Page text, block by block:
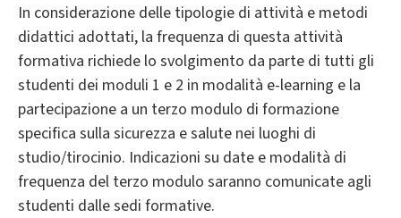
In considerazione delle tipologie di attività e metodi
didattici adottati, la frequenza di questa attività
formativa richiede lo svolgimento da parte di tutti gli
studenti dei moduli 1 e 2 in modalità e-learning e la
partecipazione a un terzo modulo di formazione
specifica sulla sicurezza e salute nei luoghi di
studio/tirocinio. Indicazioni su date e modalità di
frequenza del terzo modulo saranno comunicate agli
studenti dalle sedi formative.